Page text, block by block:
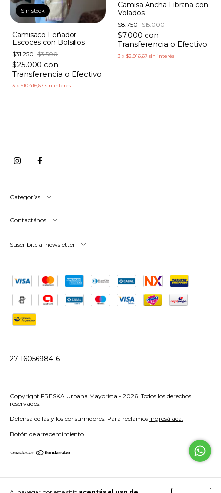
Sin stock
Camisaco Leñador
Escoces con Bolsillos
$31.250 $3.500
$25.000 con
Transferencia o Efectivo
3 x $10.416,67 sin interés
Camisa Ancha Fibrana con
Volados
$8.750 $15.000
$7.000 con
Transferencia o Efectivo
3 x $2.916,67 sin interés
Categorías
Contactános
Suscribite al newsletter
27-16056984-6
Copyright FRESKA Urbana Mayorista - 2026. Todos los derechos
reservados.
Defensa de las y los consumidores. Para reclamos ingresá acá.
Botón de arrepentimiento